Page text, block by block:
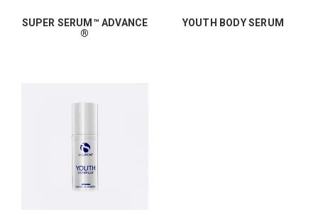
SUPER SERUM™ ADVANCE
®
YOUTH BODY SERUM